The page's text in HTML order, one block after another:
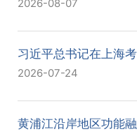
2026-08-07
习近平总书记在上海
2026-07-24
黄浦江沿岸地区功能